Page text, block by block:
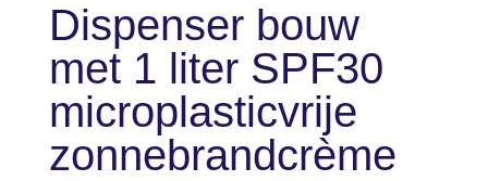
zonnebrandcrème
Dispenser bouw
met 1 liter SPF30
microplasticvrije
zonnebrandcrème